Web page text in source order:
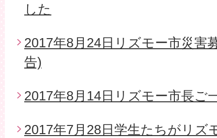
した
2017年8月24日リズモー市災害
告)
2017年8月14日リズモー市長ご
2017年7月28日学生たちがリズ